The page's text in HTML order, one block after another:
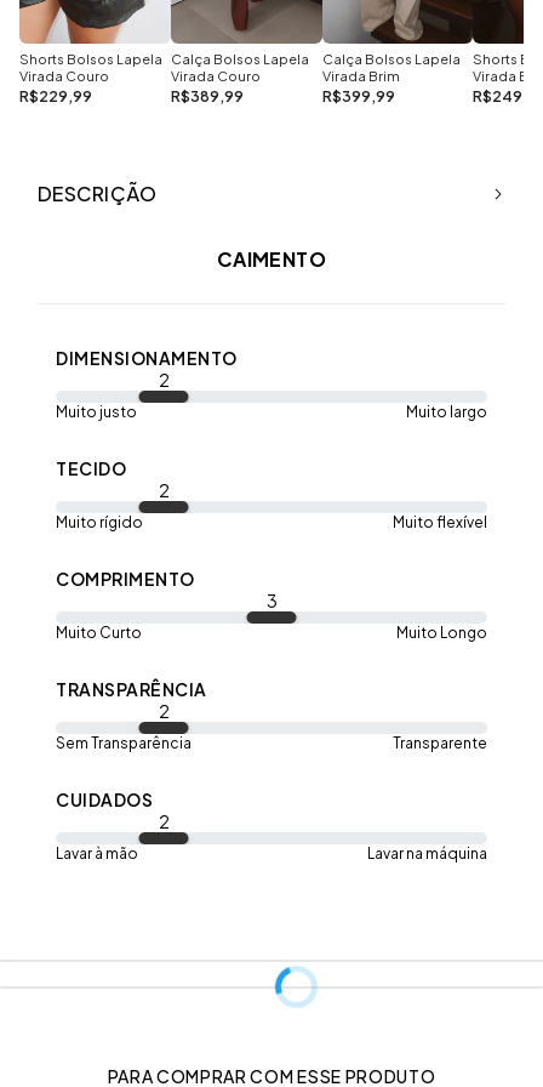
Shorts Bolsos Lapela
Virada Couro
R$229,99
Calça Bolsos Lapela
Virada Couro
R$389,99
Calça Bolsos Lapela
Virada Brim
R$399,99
Shorts
Virada
DESCRIÇÃO
Medidas aproximadas da peça:
PP: 45cm
M: 49cm
Petit: 60 - 78cm
GG: 84 - 108cm
CAIMENTO
DIMENSIONAMENTO
2
Muito justo Muito largo
TECIDO
2
Muito rígido Muito flexível
COMPRIMENTO
3
Muito Curto Muito Longo
TRANSPARÊNCIA
2
Sem Transparência Transparente
CUIDADOS
2
Lavar à mão Lavar na máquina
PARA COMPRAR COM ESSE PRODUTO